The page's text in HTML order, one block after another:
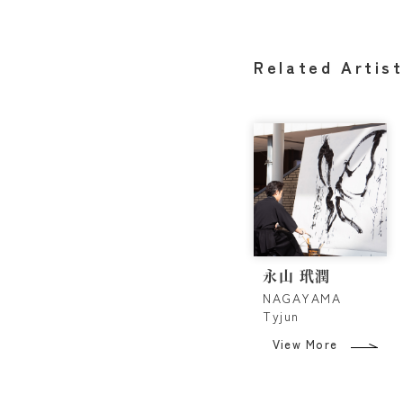
Related
永山 玳潤
NAGAYAMA
Tyjun
View More